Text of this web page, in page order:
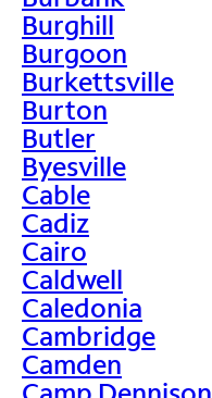
Burghill
Burgoon
Burkettsville
Burton
Butler
Byesville
Cable
Cadiz
Cairo
Caldwell
Caledonia
Cambridge
Camden